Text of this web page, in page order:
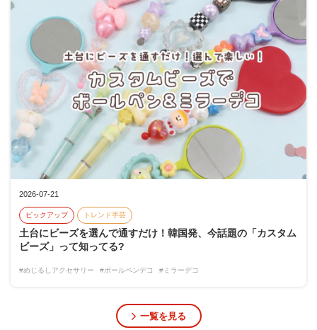
2026-07-21
ピックアップ トレンド手芸
土台にビーズを選んで通すだけ！韓国発、今話題の「カスタム
ビーズ」って知ってる?
#めじるしアクセサリー #ボールペンデコ #ミラーデコ
一覧を見る